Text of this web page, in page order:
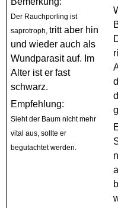
Der Rauchporling ist
saprotroph, tritt aber hin
und wieder auch als
Wundparasit auf. Im
Alter ist er fast
schwarz.
Empfehlung:
Sieht der Baum nicht mehr
vital aus, sollte er
begutachtet werden.